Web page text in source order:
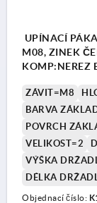
UPÍNACÍ
M08, ZINEK
KOMP:NEREZ
ZÁVIT=M8
BARVA
POVRCH
VELIKOST=2
VÝŠKA
DÉLKA
Objednací číslo: